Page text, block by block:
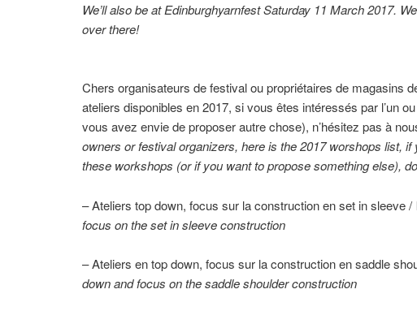
We’ll also be at Edinburghyarnfest Saturday 11 March 2017.
over there!
Chers organisateurs de festival ou propriétaires de magasins
ateliers disponibles en 2017, si vous êtes intéressés par l’un
vous avez envie de proposer autre chose), n’hésitez pas à
owners or festival organizers, here is the 2017 worshops list, if
these workshops (or if you want to propose something else),
– Ateliers top down, focus sur la construction en set in sleeve /
focus on the set in sleeve construction
– Ateliers en top down, focus sur la construction en saddle
down and focus on the saddle shoulder construction